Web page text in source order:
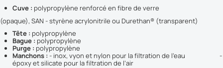
Cuve : polypropylène renforcé en fibre de verre
(opaque), SAN - styrène acrylonitrile ou Durethan® (transparent)
Tête : polypropylène
Bague : polypropylène
Purge : polypropylène
Manchons : - inox, vyon et nylon pour la filtration de l’eau -
époxy et silicate pour la filtration de l’air